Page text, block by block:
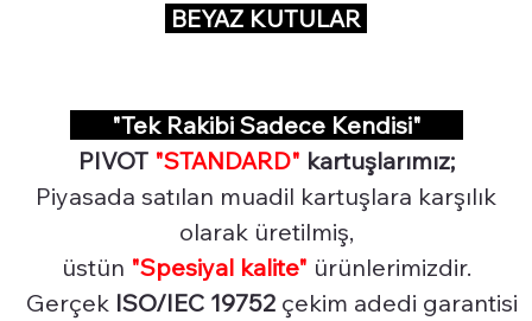
BEYAZ KUTULAR
"Tek Rakibi Sadece Kendisi"
PIVOT "STANDARD" kartuşlarımız;
Piyasada satılan muadil kartuşlara karşılık
olarak üretilmiş,
üstün "Spesiyal kalite" ürünlerimizdir.
Gerçek ISO/IEC 19752 çekim adedi garantisi